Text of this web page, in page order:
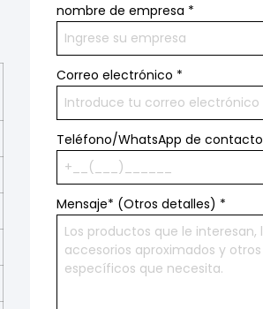
nombre de empresa *
Correo electrónico *
Teléfono/WhatsApp de contacto
Mensaje* (Otros detalles) *